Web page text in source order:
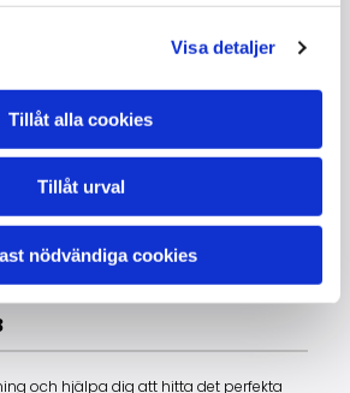
Visa detaljer
Tillåt alla cookies
Tillåt urval
nödvändiga cookies
51 Butik:Bukettvägen 3
635 13 Eskilstuna
och hjälpa dig att hitta det perfekta